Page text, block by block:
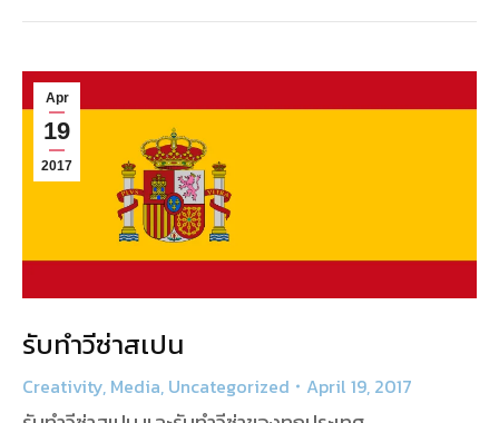
Apr
19
2017
รับทำวีซ่าสเปน
Creativity, Media, Uncategorized April 19, 2017